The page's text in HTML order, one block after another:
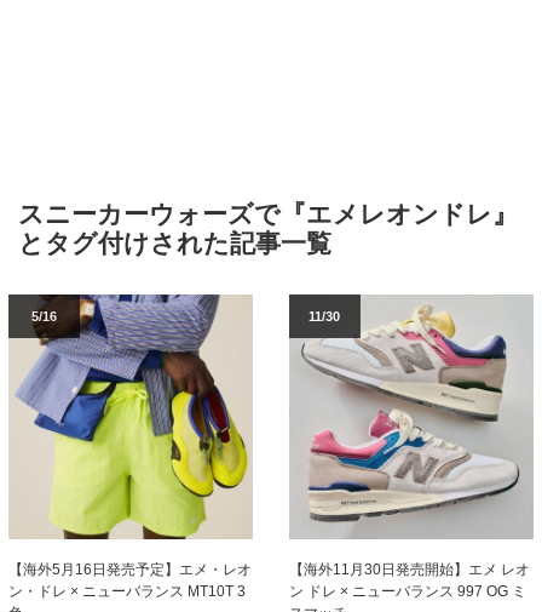
スニーカーウォーズで『エメレオンドレ』
とタグ付けされた記事一覧
5/16
【海外5月16日発売予定】エメ・レオ
ン・ドレ × ニューバランス MT10T 3
11/30
【海外11月30日発売開始】エメ レオ
ン ドレ × ニューバランス 997 OG ミ